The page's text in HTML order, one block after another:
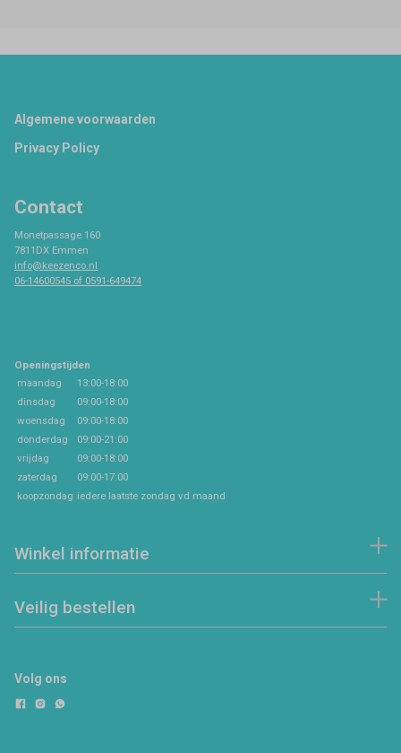
Footer
Algemene voorwaarden
Privacy Policy
Contact
Monetpassage 160
7811DX Emmen
info@keezenco.nl
06-14600545 of 0591-649474
Openingstijden
maandag
13:00-18:00
dinsdag
09:00-18:00
woensdag
09:00-18:00
donderdag
09:00-21:00
vrijdag
09:00-18:00
zaterdag
09:00-17:00
koopzondag iedere laatste zondag vd maand
Winkel informatie
Veilig bestellen
Volg ons